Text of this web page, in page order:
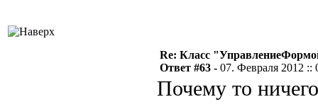
Re: Класс
Ответ #63 - 07. Февраля 2012 ::
Почему то